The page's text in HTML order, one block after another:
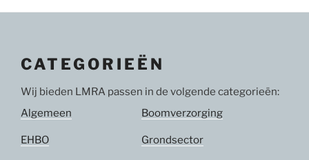
CATEGORIEËN
Wij bieden LMRA passen in de volgende categorieën:
Algemeen
Boomverzorging
EHBO Grondsector